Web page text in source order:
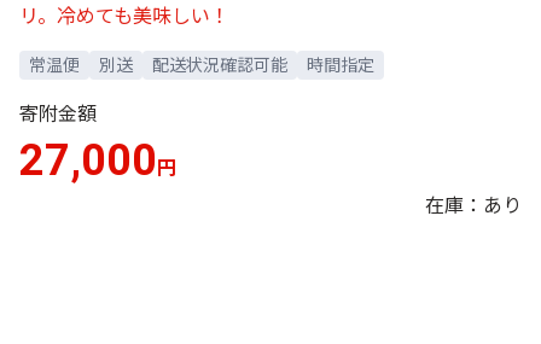
リ。冷めても美味しい！
常温便 別送 配送状況確認可能 時間指定
寄附金額
27,000 円
在庫：あり